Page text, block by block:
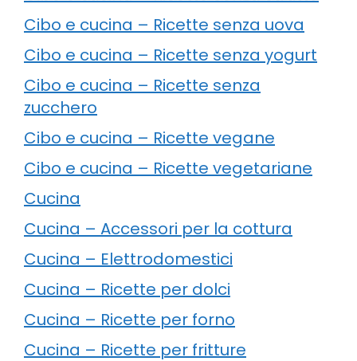
Cibo e cucina – Ricette senza uova
Cibo e cucina – Ricette senza yogurt
Cibo e cucina – Ricette senza
zucchero
Cibo e cucina – Ricette vegane
Cibo e cucina – Ricette vegetariane
Cucina
Cucina – Accessori per la cottura
Cucina – Elettrodomestici
Cucina – Ricette per dolci
Cucina – Ricette per forno
Cucina – Ricette per fritture